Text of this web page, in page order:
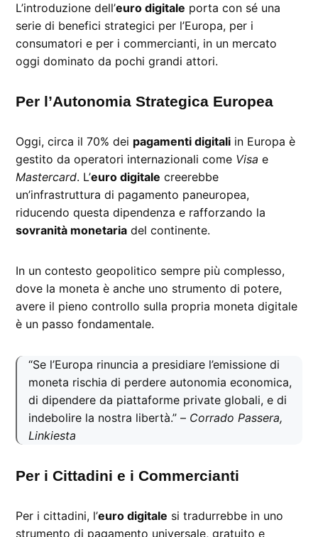
L’introduzione dell’euro digitale porta con sé una
serie di benefici strategici per l’Europa, per i
consumatori e per i commercianti, in un mercato
oggi dominato da pochi grandi attori.
Per l’Autonomia Strategica Europea
Oggi, circa il 70% dei pagamenti digitali in Europa è
gestito da operatori internazionali come Visa e
Mastercard. L’euro digitale creerebbe
un’infrastruttura di pagamento paneuropea,
riducendo questa dipendenza e rafforzando la
sovranità monetaria del continente.
In un contesto geopolitico sempre più complesso,
dove la moneta è anche uno strumento di potere,
avere il pieno controllo sulla propria moneta digitale
è un passo fondamentale.
“Se l’Europa rinuncia a presidiare l’emissione di
moneta rischia di perdere autonomia economica,
di dipendere da piattaforme private globali, e di
indebolire la nostra libertà.” – Corrado Passera,
Linkiesta
Per i Cittadini e i Commercianti
Per i cittadini, l’euro digitale si tradurrebbe in uno
strumento di pagamento universale, gratuito e